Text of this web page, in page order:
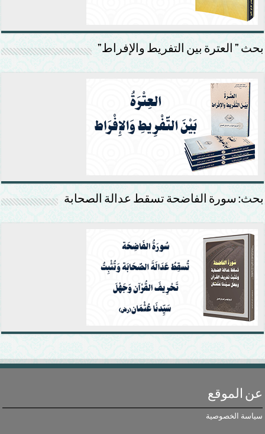
بحث ” العترة بين التفريط والإفراط”
بحث: سورة الفاضحة تسقط عدالة الصحابة
عن الموقع
سياسة الخصوصية